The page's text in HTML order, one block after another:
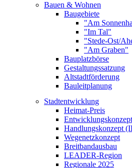
Bauen & Wohnen
Baugebiete
"Am
"Im Tal"
"Stede-Ost/
"Am Graben"
Bauplatzbörse
Gestaltungssatzung
Altstadtförderung
Bauleitplanung
Stadtentwicklung
Heimat-Preis
Handlungskonzept
Wegenetzkonzept
Breitbandausbau
LEADER-Region
Regionale 2025